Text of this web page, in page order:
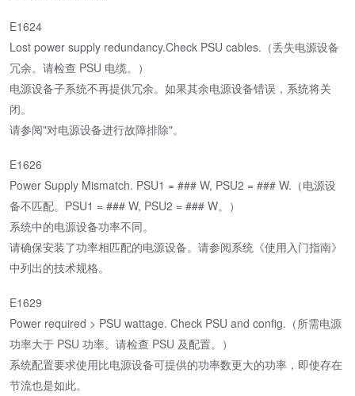
E1624
Lost power supply redundancy.Check PSU cables.（丢失电源设备
冗余。请检查 PSU 电缆。）
电源设备子系统不再提供冗余。如果其余电源设备错误，系统将关
闭。
请参阅"对电源设备进行故障排除"。
E1626
Power Supply Mismatch. PSU1 = ### W, PSU2 = ### W.（电源设
备不匹配。PSU1 = ### W, PSU2 = ### W。）
系统中的电源设备功率不同。
请确保安装了功率相匹配的电源设备。请参阅系统《使用入门指南》
中列出的技术规格。
E1629
Power required > PSU wattage. Check PSU and config.（所需电源
功率大于 PSU 功率。请检查 PSU 及配置。）
系统配置要求使用比电源设备可提供的功率数更大的功率，即使存在
节流也是如此。